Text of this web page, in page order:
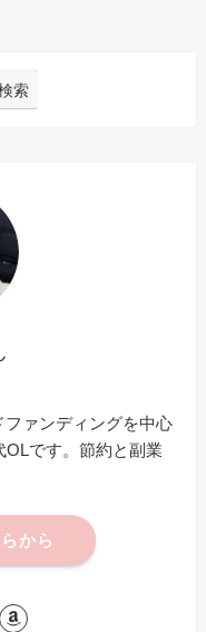
索
ァンディングを中心
OLです。節約と副業
から